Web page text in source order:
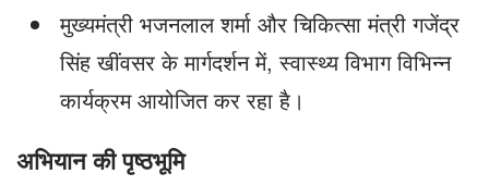
मुख्यमंत्री भजनलाल शर्मा और चिकित्सा मंत्री गजेंद्र
सिंह खींवसर के मार्गदर्शन में, स्वास्थ्य विभाग विभिन्न
कार्यक्रम आयोजित कर रहा है।
अभियान की पृष्ठभूमि